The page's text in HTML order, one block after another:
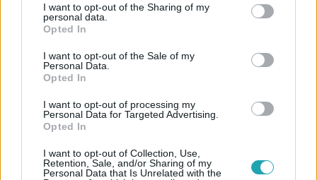
not limited to your visit or usage behaviour. You may click to
grant or deny consent to Google and its third-party tags to
use your data for below specified purposes in below Google
consent section.
I want to opt-out of the Sharing of my
personal data.
Opted In
I want to opt-out of the Sale of my
Personal Data.
Opted In
I want to opt-out of processing my
Personal Data for Targeted Advertising.
Opted In
I want to opt-out of Collection, Use,
Retention, Sale, and/or Sharing of my
Personal Data that Is Unrelated with the
LEÉGETT HÁZ # GRILLEZÉS #RTL